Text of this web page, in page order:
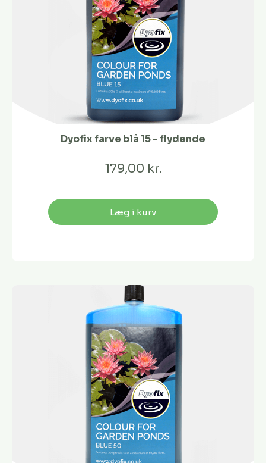
Dyofix farve blå 15 - flydende
179,00 kr.
Læg i kurv